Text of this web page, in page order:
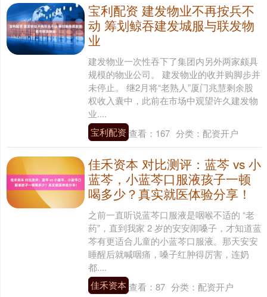
宝利配资 建发物业不再按兵不
动 筹划鲸吞建发城服与联发物
业
建发物业一次性吞下了集团内另外两家颇具
规模的物业公司。 建发物业的收并购脚步并
未停止。 继2月将“老熟人”厦门兆慧剩余股
权收入囊中，此前在市场中观望许久建发物
业....
宝利配资 查看： 167 分类： 配资开户
佳禾资本 对比测评：蓝芩 vs 小
蓝芩，小蓝芩口服液孩子一顿
喝多少？真实就医体验分享！
之前一直听说蓝芩口服液是咽喉不适的 “老
药”，直到我家 2 岁的安安闹嗓子，才知道蓝
芩有更适合儿童的小蓝芩口服液。那天安安
睡醒后就喊咽痛，嗓子红肿得厉害，连奶
都....
佳禾资本 查看： 87 分类： 配资开户